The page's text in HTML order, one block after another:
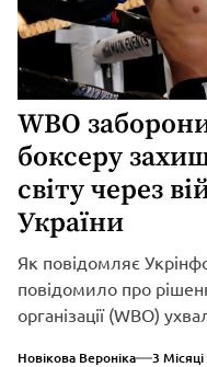
WBO
боксеру
світу через
України
Як повідомляє
повідомило про
організації (WBO)
Новікова Вероніка 3